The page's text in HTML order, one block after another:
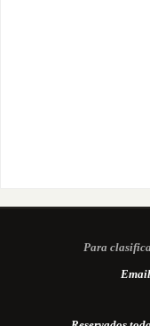
Para